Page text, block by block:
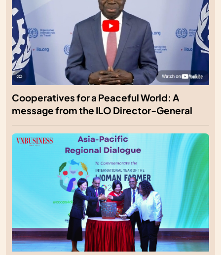
Cooperatives for a Peaceful World: A
message from the ILO Director-General